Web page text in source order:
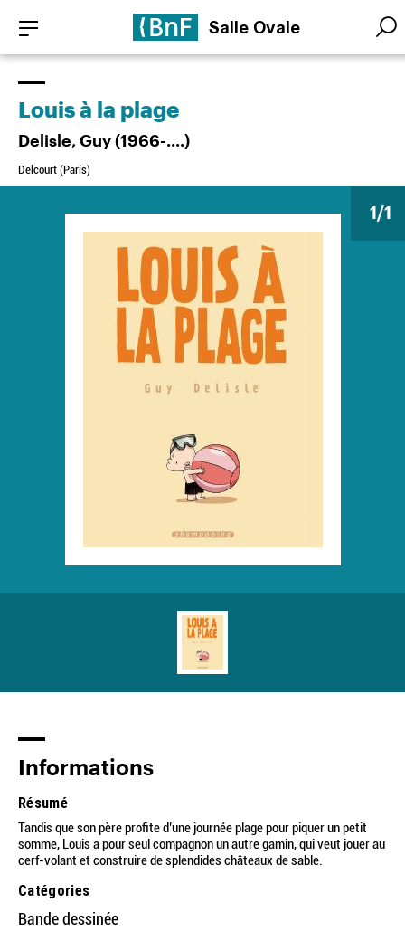
contenu
principal
Salle Ovale
1/1
Louis à la plage
Delisle, Guy (1966-....)
Delcourt (Paris)
Informations
Résumé
Tandis que son père profite d’une journée plage pour piquer un petit
somme, Louis a pour seul compagnon un autre gamin, qui veut jouer au
cerf-volant et construire de splendides châteaux de sable.
Catégories
Bande dessinée
Panneau de gestion des cookies